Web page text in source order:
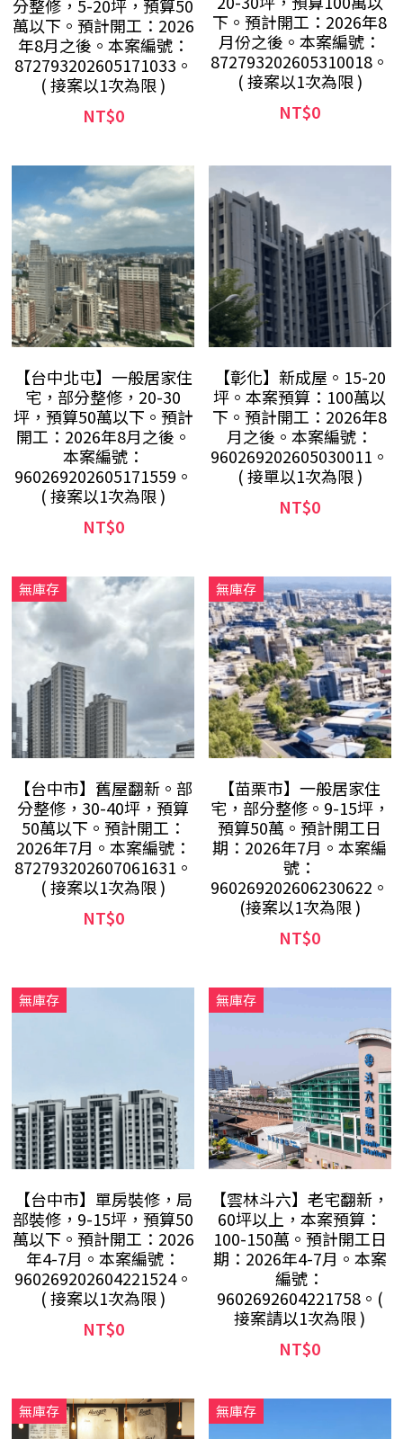
分整修，5-20坪，預算50
萬以下。預計開工：2026
年8月之後。本案編號：
872793202605171033。
( 接案以1次為限 )
NT$0
下。預計開工：2026年8
月份之後。本案編號：
872793202605310018。
( 接案以1次為限 )
NT$0
【台中北屯】一般居家住
宅，部分整修，20-30
坪，預算50萬以下。預計
開工：2026年8月之後。
本案編號：
960269202605171559。
( 接案以1次為限 )
NT$0
【彰化】新成屋。15-20
坪。本案預算：100萬以
下。預計開工：2026年8
月之後。本案編號：
960269202605030011。
( 接單以1次為限 )
NT$0
無庫存
【台中市】舊屋翻新。部
分整修，30-40坪，預算
50萬以下。預計開工：
2026年7月。本案編號：
872793202607061631。
( 接案以1次為限 )
NT$0
無庫存
【苗栗市】一般居家住
宅，部分整修。9-15坪，
預算50萬。預計開工日
期：2026年7月。本案編
號：
960269202606230622。
(接案以1次為限 )
NT$0
無庫存
【台中市】單房裝修，局
部裝修，9-15坪，預算50
萬以下。預計開工：2026
年4-7月。本案編號：
960269202604221524。
( 接案以1次為限 )
NT$0
無庫存
【雲林斗六】老宅翻新，
60坪以上，本案預算：
100-150萬。預計開工日
期：2026年4-7月。本案
編號：
9602692604221758。(
接案請以1次為限 )
NT$0
無庫存 無庫存